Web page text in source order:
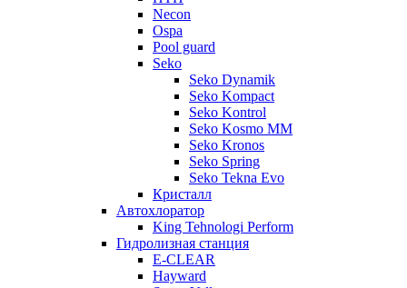
Necon
Ospa
Pool guard
Seko
Seko Dynamik
Seko Kompact
Seko Kontrol
Seko Kosmo MM
Seko Kronos
Seko Spring
Seko Tekna Evo
Кристалл
Автохлоратор
King Tehnologi Perform
Гидролизная станция
E-CLEAR
Hayward